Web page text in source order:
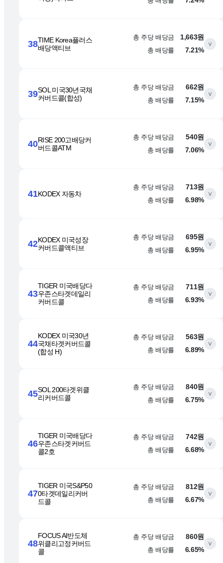
38TIME Korea플러스
배당액티브
총 주당 배당금
1,663원
총 배당률
7.21%
∨
39SOL 미국30년국채
커버드콜(합성)
총 주당 배당금
662원
총 배당률
7.15%
∨
40RISE 200고배당커
버드콜ATM
총 주당 배당금
540원
총 배당률
7.06%
∨
41KODEX 자동차
총 주당 배당금
713원
총 배당률
6.98%
∨
42KODEX 미국성장
커버드콜액티브
총 주당 배당금
695원
총 배당률
6.95%
∨
43
TIGER 미국배당다
우존스타겟데일리
커버드콜
총 주당 배당금
711원
총 배당률
6.93%
∨
44
KODEX 미국30년
국채타겟커버드콜
(합성 H)
총 주당 배당금
563원
총 배당률
6.89%
∨
45SOL 200타겟위클
리커버드콜
총 주당 배당금
840원
총 배당률
6.75%
∨
46
TIGER 미국배당다
우존스타겟커버드
콜2호
총 주당 배당금
742원
총 배당률
6.68%
∨
47
TIGER 미국S&P50
0타겟데일리커버
드콜
총 주당 배당금
812원
총 배당률
6.67%
∨
48
FOCUS AI반도체
위클리고정커버드
콜
총 주당 배당금
860원
총 배당률
6.65%
∨